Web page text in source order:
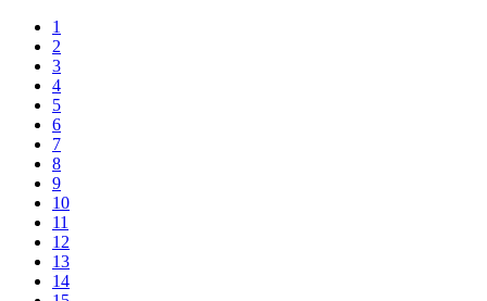
1
2
3
4
5
6
7
8
9
10
11
12
13
14